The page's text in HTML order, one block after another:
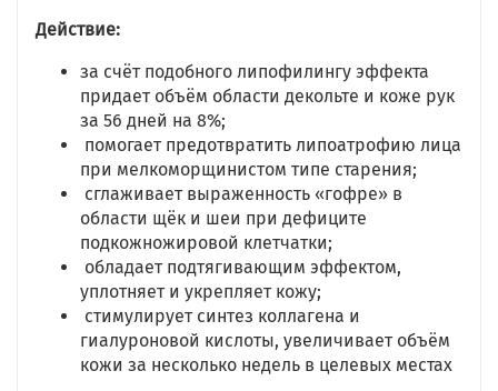
Действие:
за счёт подобного липофилингу эффекта
придает объём области декольте и коже рук
за 56 дней на 8%;
помогает предотвратить липоатрофию лица
при мелкоморщинистом типе старения;
сглаживает выраженность «гофре» в
области щёк и шеи при дефиците
подкожножировой клетчатки;
обладает подтягивающим эффектом,
уплотняет и укрепляет кожу;
стимулирует синтез коллагена и
гиалуроновой кислоты, увеличивает объём
кожи за несколько недель в целевых местах